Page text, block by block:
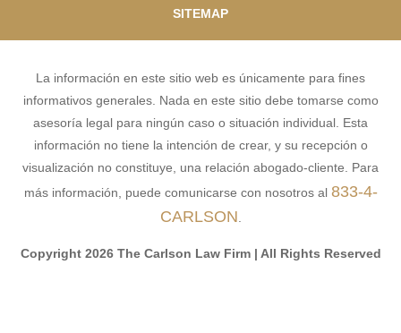
SITEMAP
La información en este sitio web es únicamente para fines
informativos generales. Nada en este sitio debe tomarse como
asesoría legal para ningún caso o situación individual. Esta
información no tiene la intención de crear, y su recepción o
visualización no constituye, una relación abogado-cliente. Para
más información, puede comunicarse con nosotros al 833-4-
CARLSON
Copyright 2026 The Carlson Law Firm | All Rights Reserved